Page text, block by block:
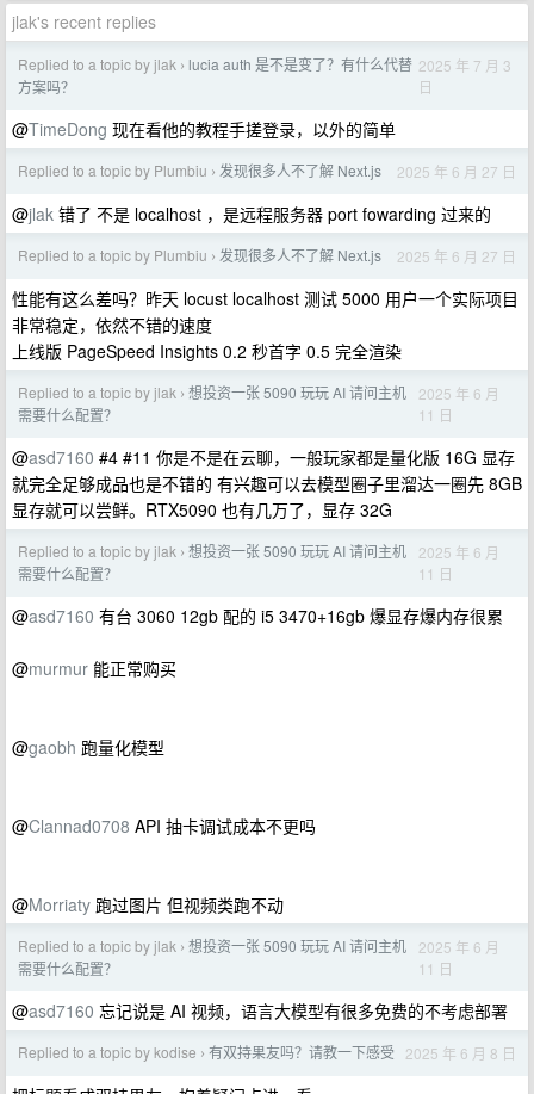
jlak's recent replies
Replied to a topic by jlak › lucia auth 是不是变了？有什么代替
方案吗？
2025 年 7 月 3
日
@TimeDong 现在看他的教程手搓登录，以外的简单
Replied to a topic by Plumbiu › 发现很多人不了解 Next.js 2025 年 6 月 27 日
@jlak 错了 不是 localhost ，是远程服务器 port fowarding 过来的
Replied to a topic by Plumbiu › 发现很多人不了解 Next.js 2025 年 6 月 27 日
性能有这么差吗？昨天 locust localhost 测试 5000 用户一个实际项目
非常稳定，依然不错的速度
上线版 PageSpeed Insights 0.2 秒首字 0.5 完全渲染
Replied to a topic by jlak › 想投资一张 5090 玩玩 AI 请问主机
需要什么配置？
2025 年 6 月
11 日
@asd7160 #4 #11 你是不是在云聊，一般玩家都是量化版 16G 显存
就完全足够成品也是不错的 有兴趣可以去模型圈子里溜达一圈先 8GB
显存就可以尝鲜。RTX5090 也有几万了，显存 32G
Replied to a topic by jlak › 想投资一张 5090 玩玩 AI 请问主机
需要什么配置？
2025 年 6 月
11 日
@asd7160 有台 3060 12gb 配的 i5 3470+16gb 爆显存爆内存很累
@murmur 能正常购买
@gaobh 跑量化模型
@Clannad0708 API 抽卡调试成本不更吗
@Morriaty 跑过图片 但视频类跑不动
Replied to a topic by jlak › 想投资一张 5090 玩玩 AI 请问主机
需要什么配置？
2025 年 6 月
11 日
@asd7160 忘记说是 AI 视频，语言大模型有很多免费的不考虑部署
Replied to a topic by kodise › 有双持果友吗？请教一下感受 2025 年 6 月 8 日